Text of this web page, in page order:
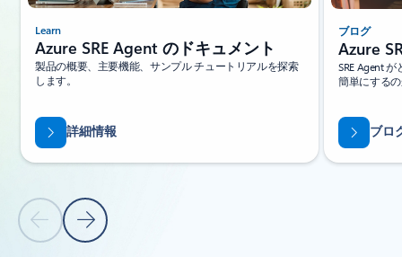
前のスライド次のスライド
Learn
Azure SRE Agent のドキュメント
製品の概要、主要機能、サンプル チュートリアルを探索
します。
詳細情報
ブログ
Azure
SRE Agent
簡単にする
ブロ